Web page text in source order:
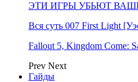
ЭТИ ИГРЫ УБЬЮТ
Вся суть 007 First Light
Fallout 5, Kingdom Come:
Prev Next
Гайды